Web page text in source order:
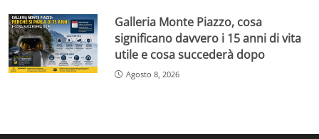
Galleria Monte Piazzo, cosa
significano davvero i 15 anni di vita
utile e cosa succederà dopo
Agosto 8, 2026